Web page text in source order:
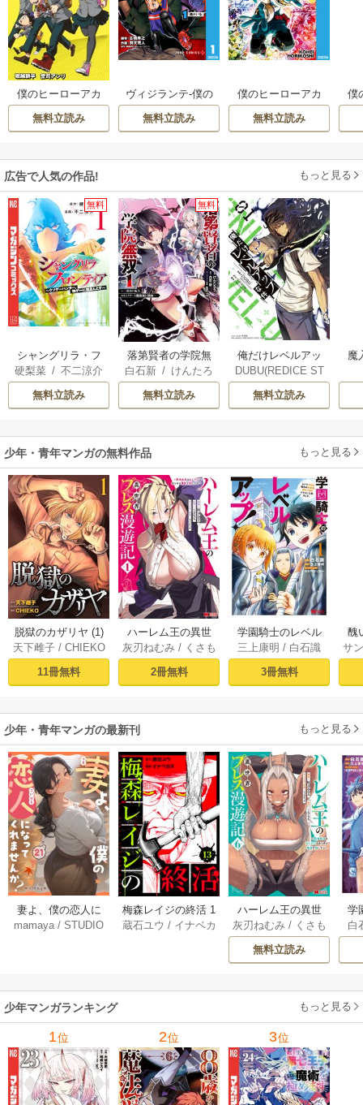
僕のヒーローアカ
デミア 雄英白書
無料立読み
ヴィジランテ-僕の
ヒーローアカデミ
ア ILLEGALS-
無料立読み
僕のヒーローアカ
デミア公式キャラ
クターブック2 Ultra
無料立読み
僕
デ
広告で人気の作品! もっと見る
無料
シャングリラ・フ
ロンティア
硬梨菜 /不二涼介
無料立読み
無料
落第賢者の学院無
双 ～二度目の転
生、Sランクチート
魔術師冒険録～
白石新 / けんたろ
/ 魚デニム
無料立読み
俺だけレベルアッ
プな件
DUBU(REDICE ST
/ Chugong
h-goon
無料立読み
魔
少年・青年マンガの無料作品 もっと見る
脱獄のカザリヤ (1)
天下雌子/ CHIEKO
11冊無料
ハーレム王の異世
界プレス漫遊記 ～
最強無双のおじさ
んはあらゆる種族
ミック） 1巻
灰刃ねむみ / くさも
ち
2冊無料
学園騎士のレベル
アップ！レベル100
0超えの転生者、落
ちこぼれクラスに
（コミック） ： 1
三上康明 / 白石識
3冊無料
醜
同
サ
少年・青年マンガの最新刊 もっと見る
妻よ、僕の恋人に
なってくれません
mamaya /STUDIO
梅森レイジの終活 1
3巻
蔵石ユウ / イナベカ
ハーレム王の異世
界プレス漫遊記 ～
最強無双のおじさ
んはあらゆる種族
ミック） 6巻
灰刃ねむみ / くさも
ち
無料立読み
学
ア
（
白
少年マンガランキング もっと見る
1位 2位 3位